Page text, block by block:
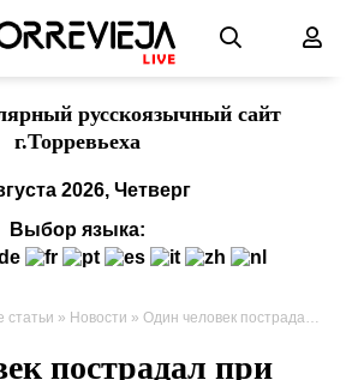
русскоязычный сайт
г.Торревьеха
2026, Четверг
Выбор языка:
статьи » Новости » Один человек пострадал при лобовом столкновении двух автомобилей и мотоцикла на трассе Н-332 в Торревьехе
пострадал при